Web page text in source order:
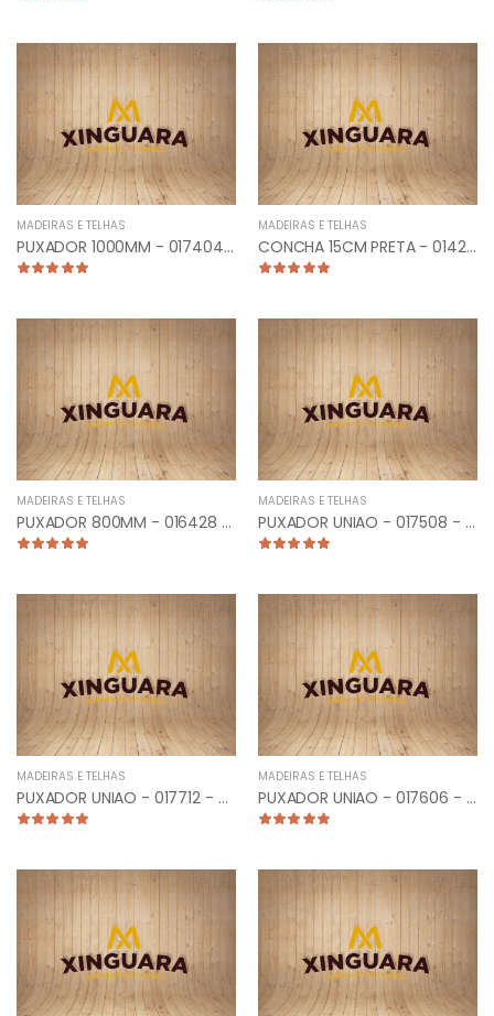
MADEIRAS E TELHAS
PUXADOR 1000MM - 017404 - TUB. CURVO LATERAL CROMADO
MADEIRAS E TELHAS
CONCHA 15CM PRETA - 014206 - UNIAO 2/PARAF
MADEIRAS E TELHAS
PUXADOR 800MM - 016428 - TUBULAR RETO ESCOVADO
MADEIRAS E TELHAS
PUXADOR UNIAO - 017508 - CLASSIC 10CM ZLO
MADEIRAS E TELHAS
PUXADOR UNIAO - 017712 - CLASSIC 25CM ESCOVADO
MADEIRAS E TELHAS
PUXADOR UNIAO - 017606 - CLASSIC 15CM PRETO